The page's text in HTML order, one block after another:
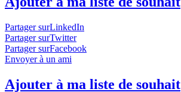
Partager surLinkedIn
Partager surTwitter
Partager surFacebook
Envoyer à un ami
Ajouter à ma liste de souhait